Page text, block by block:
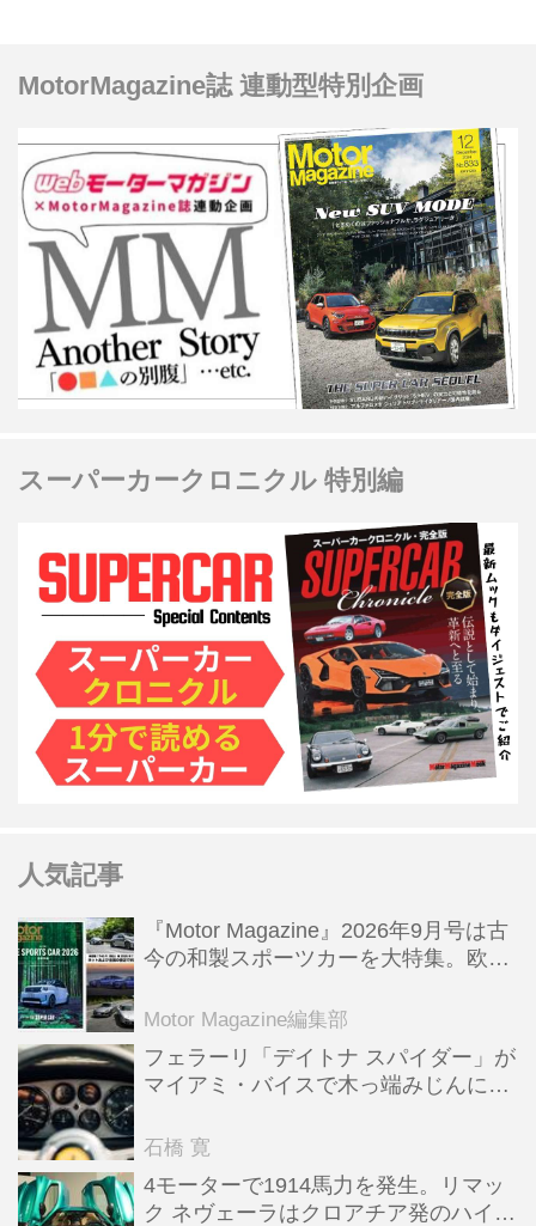
MotorMagazine誌 連動型特別企画
スーパーカークロニクル 特別編
人気記事
『Motor Magazine』2026年9月号は古
今の和製スポーツカーを大特集。欧州
Motor Magazine編集部
フェラーリ「デイトナ スパイダー」が
マイアミ・バイスで木っ端みじんにな
石橋 寛
4モーターで1914馬力を発生。リマッ
ク ネヴェーラはクロアチア発のハイパ